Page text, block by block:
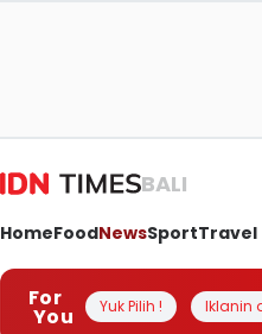
BALI
HomeFoodNewsSportTravel
For
You Yuk Pilih ! Iklanin